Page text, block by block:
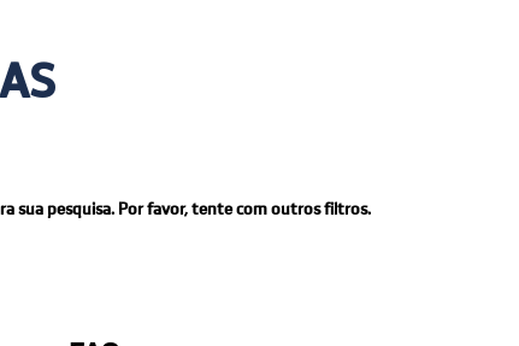
sua pesquisa. Por favor, tente com outros filtros.